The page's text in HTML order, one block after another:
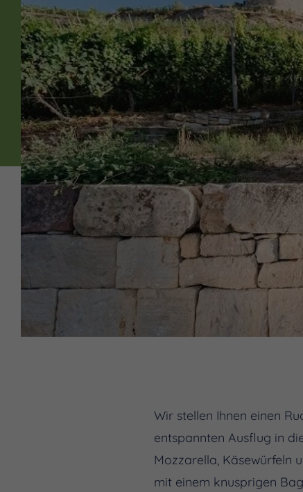
Wir stellen Ihnen einen
entspannten Ausflug in
Mozzarella, Käsewürfeln
mit einem knusprigen